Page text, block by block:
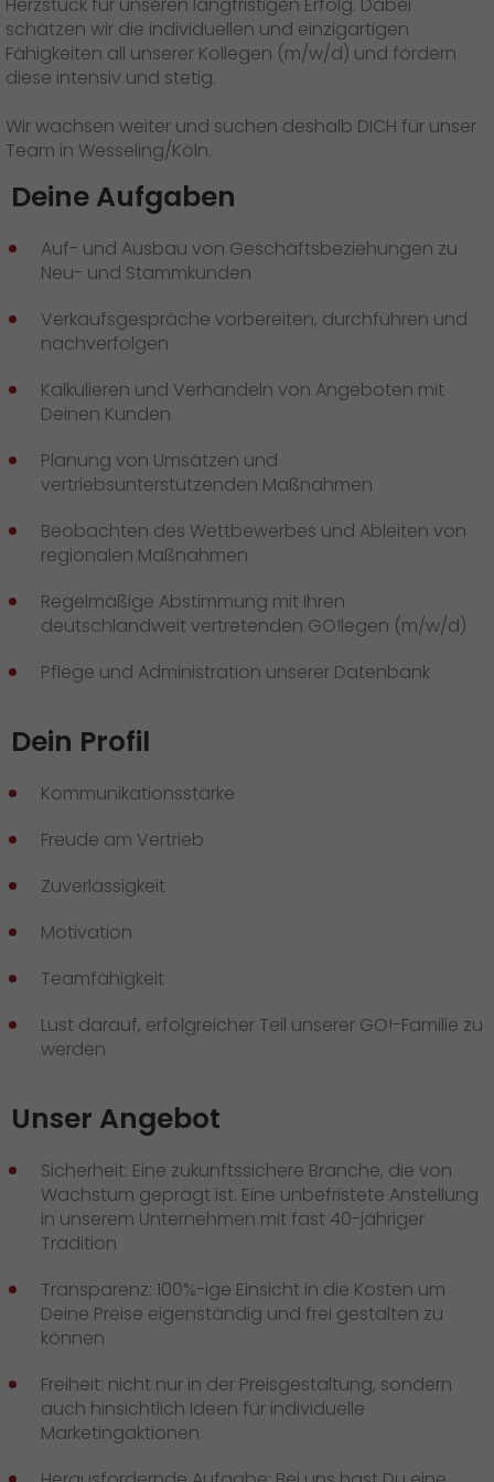
Pressematerial
GO! Pressekontakt
>
schätzen wir die individuellen und einzigartigen
Fähigkeiten all unserer Kollegen (m/w/d) und fördern
diese intensiv und stetig.
Wir wachsen weiter und suchen deshalb DICH für unser
Team in Wesseling/Köln.
Deine Aufgaben
Auf- und Ausbau von Geschäftsbeziehungen zu
Neu- und Stammkunden
Verkaufsgespräche vorbereiten, durchführen und
nachverfolgen
Kalkulieren und Verhandeln von Angeboten mit
Deinen Kunden
Planung von Umsätzen und
vertriebsunterstützenden Maßnahmen
Beobachten des Wettbewerbes und Ableiten von
regionalen Maßnahmen
Regelmäßige Abstimmung mit Ihren
deutschlandweit vertretenden GO!legen (m/w/d)
Pflege und Administration unserer Datenbank
Dein Profil
Kommunikationsstärke
Freude am Vertrieb
Zuverlässigkeit
Motivation
Teamfähigkeit
Lust darauf, erfolgreicher Teil unserer GO!-Familie zu
werden
Unser Angebot
Sicherheit: Eine zukunftssichere Branche, die von
Wachstum geprägt ist. Eine unbefristete Anstellung
in unserem Unternehmen mit fast 40-jähriger
Tradition
Transparenz: 100%-ige Einsicht in die Kosten um
Deine Preise eigenständig und frei gestalten zu
können
Freiheit: nicht nur in der Preisgestaltung, sondern
auch hinsichtlich Ideen für individuelle
Marketingaktionen